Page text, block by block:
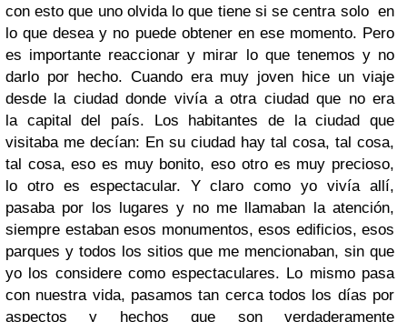
con esto que uno olvida lo que tiene si se centra solo en
lo que desea y no puede obtener en ese momento. Pero
es importante reaccionar y mirar lo que tenemos y no
darlo por hecho. Cuando era muy joven hice un viaje
desde la ciudad donde vivía a otra ciudad que no era
la capital del país. Los habitantes de la ciudad que
visitaba me decían: En su ciudad hay tal cosa, tal cosa,
tal cosa, eso es muy bonito, eso otro es muy precioso,
lo otro es espectacular. Y claro como yo vivía allí,
pasaba por los lugares y no me llamaban la atención,
siempre estaban esos monumentos, esos edificios, esos
parques y todos los sitios que me mencionaban, sin que
yo los considere como espectaculares. Lo mismo pasa
con nuestra vida, pasamos tan cerca todos los días por
aspectos y hechos que son verdaderamente